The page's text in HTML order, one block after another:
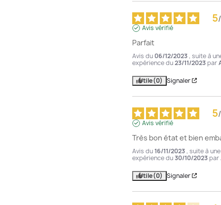
5/
Avis vérifié
Parfait
Avis du 06/12/2023, suite à
expérience du23/11/2023 par
Utile(0) Signaler
5/
Avis vérifié
Très bon état et bien
Avis du16/11/2023, suite à une
expérience du 30/10/2023 par
Utile(0) Signaler